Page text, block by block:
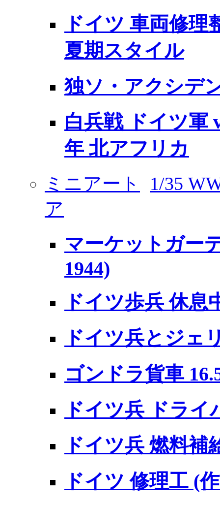
ドイツ 車両修理
夏期スタイル
独ソ・アクシデ
白兵戦 ドイツ軍
年 北アフリカ
ミニアート
1/35
ア
マーケットガー
1944)
ドイツ歩兵 休息
ドイツ兵とジェ
ゴンドラ貨車
ドイツ兵 ドラ
ドイツ兵 燃料補
ドイツ 修理工 (